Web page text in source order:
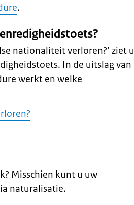
.
nationaliteit verloren?’ ziet u
In de uitslag van
werkt en welke
Misschien kunt u uw
naturalisatie.